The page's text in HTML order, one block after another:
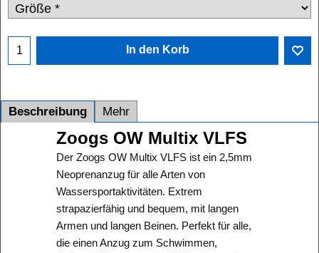
In den Korb
Beschreibung Mehr
Zoogs OW Multix VLFS
Der Zoogs OW Multix VLFS ist ein 2,5mm
Neoprenanzug für alle Arten von
Wassersportaktivitäten. Extrem
strapazierfähig und bequem, mit langen
Armen und langen Beinen. Perfekt für alle,
die einen Anzug zum Schwimmen,